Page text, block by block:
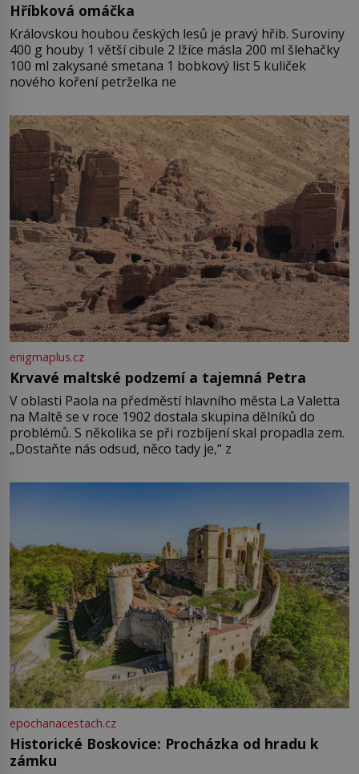
Hříbková omáčka
Královskou houbou českých lesů je pravý hřib. Suroviny
400 g houby 1 větší cibule 2 lžíce másla 200 ml šlehačky
100 ml zakysané smetana 1 bobkový list 5 kuliček
nového koření petrželka ne
enigmaplus.cz
Krvavé maltské podzemí a tajemná Petra
V oblasti Paola na předměstí hlavního města La Valetta
na Maltě se v roce 1902 dostala skupina dělníků do
problémů. S několika se při rozbíjení skal propadla zem.
„Dostaňte nás odsud, něco tady je,“ z
epochanacestach.cz
Historické Boskovice: Procházka od hradu k
zámku